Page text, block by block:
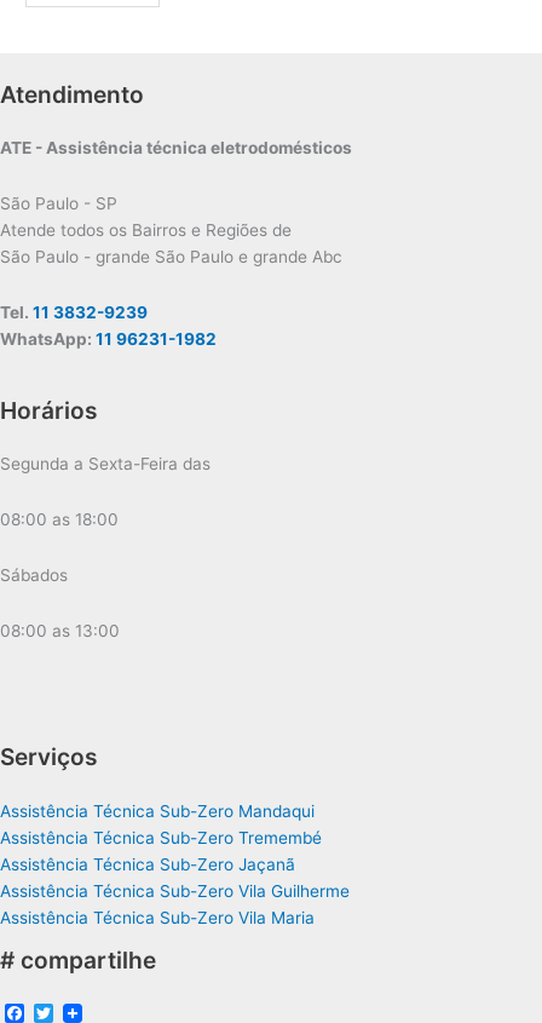
Atendimento
ATE - Assistência técnica eletrodomésticos
São Paulo - SP
Atende todos os Bairros e Regiões de
São Paulo - grande São Paulo e grande Abc
Tel. 11 3832-9239
WhatsApp: 11 96231-1982
Horários
Segunda a Sexta-Feira das
08:00 as 18:00
Sábados
08:00 as 13:00
Serviços
Assistência Técnica Sub-Zero Mandaqui
Assistência Técnica Sub-Zero Tremembé
Assistência Técnica Sub-Zero Jaçanã
Assistência Técnica Sub-Zero Vila Guilherme
Assistência Técnica Sub-Zero Vila Maria
# compartilhe
F
T